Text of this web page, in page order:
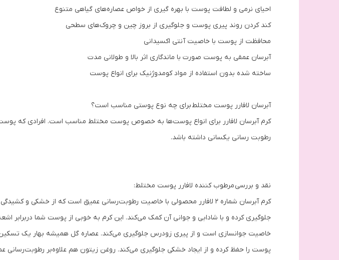
احیای نرمی و لطافت پوست با بهره گیری از خواص عصاره‌های گیاهی متنوع
کند کردن روند پیری پوست و جلوگیری از بروز چین و چروک‌های سطحی
محافظت از پوست با خاصیت آنتی اکسیدانی
آبرسان عمقی به پوست صورت با ماندگاری اثر بالا و طولانی مدت
ساخته شده بدون استفاده از مواد کومدوژنیک برای انواع پوست
آبرسان لافارر پوست مختلط برای چه نوع پوستی مناسب است؟
کرم آبرسان لافارر برای انواع پوست‌ها به خصوص پوست مختلط مناسب است. افرادی که
رطوبت رسانی یکسانی داشته باشد.
نقد و بررسی مرطوب کننده لافارر پوست مختلط:
کرم آبرسان شماره 2 لافارر محصولی با خاصیت رطوبت‌رسانی عمیق است که از
جلوگیری کرده و با شادابی و جوانی آن کمک می‌کند. این کرم به خوبی از پوست شما دربرابر
خاصیت جوانسازی است و از پیری زودرس جلوگیری می‌کند. عصاره گل همیشه بهار یک
پوست را حفظ کرده و از ایجاد خشکی جلوگیری می‌کند. روغن زیتون هم علاوه‌بر